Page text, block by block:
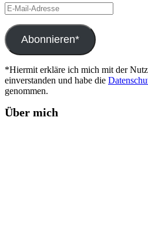
E-
Mail-
Adresse
Abonnieren*
*Hiermit erkläre ich mich mit der
einverstanden und habe die
genommen.
Über mich